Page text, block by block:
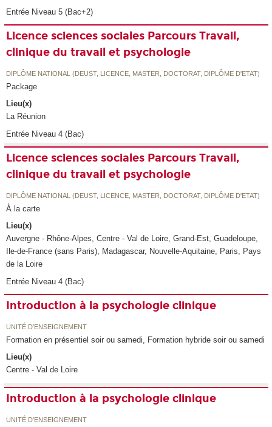
Entrée Niveau 5 (Bac+2)
Licence sciences sociales Parcours Travail,
clinique du travail et psychologie
DIPLÔME NATIONAL (DEUST, LICENCE, MASTER, DOCTORAT, DIPLÔME D'ETAT)
Package
Lieu(x)
La Réunion
Entrée Niveau 4 (Bac)
Licence sciences sociales Parcours Travail,
clinique du travail et psychologie
DIPLÔME NATIONAL (DEUST, LICENCE, MASTER, DOCTORAT, DIPLÔME D'ETAT)
À la carte
Lieu(x)
Auvergne - Rhône-Alpes, Centre - Val de Loire, Grand-Est, Guadeloupe,
Ile-de-France (sans Paris), Madagascar, Nouvelle-Aquitaine, Paris, Pays
de la Loire
Entrée Niveau 4 (Bac)
Introduction à la psychologie clinique
UNITÉ D’ENSEIGNEMENT
Formation en présentiel soir ou samedi, Formation hybride soir ou samedi
Lieu(x)
Centre - Val de Loire
Introduction à la psychologie clinique
UNITÉ D’ENSEIGNEMENT